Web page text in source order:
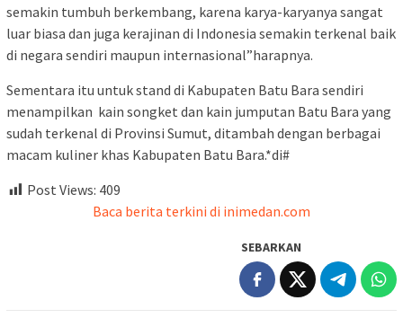
semakin tumbuh berkembang, karena karya-karyanya sangat
luar biasa dan juga kerajinan di Indonesia semakin terkenal baik
di negara sendiri maupun internasional”harapnya.
Sementara itu untuk stand di Kabupaten Batu Bara sendiri
menampilkan kain songket dan kain jumputan Batu Bara yang
sudah terkenal di Provinsi Sumut, ditambah dengan berbagai
macam kuliner khas Kabupaten Batu Bara.*di#
Post Views: 409
Baca berita terkini di inimedan.com
SEBARKAN